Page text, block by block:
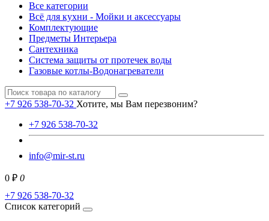
Все категории
Всё для кухни - Мойки и аксессуары
Комплектующие
Предметы Интерьера
Сантехника
Система защиты от протечек воды
Газовые котлы-Водонагреватели
+7 926 538-70-32 Хотите, мы Вам перезвоним?
+7 926 538-70-32
info@mir-st.ru
0 ₽ 0
+7 926 538-70-32
Список категорий